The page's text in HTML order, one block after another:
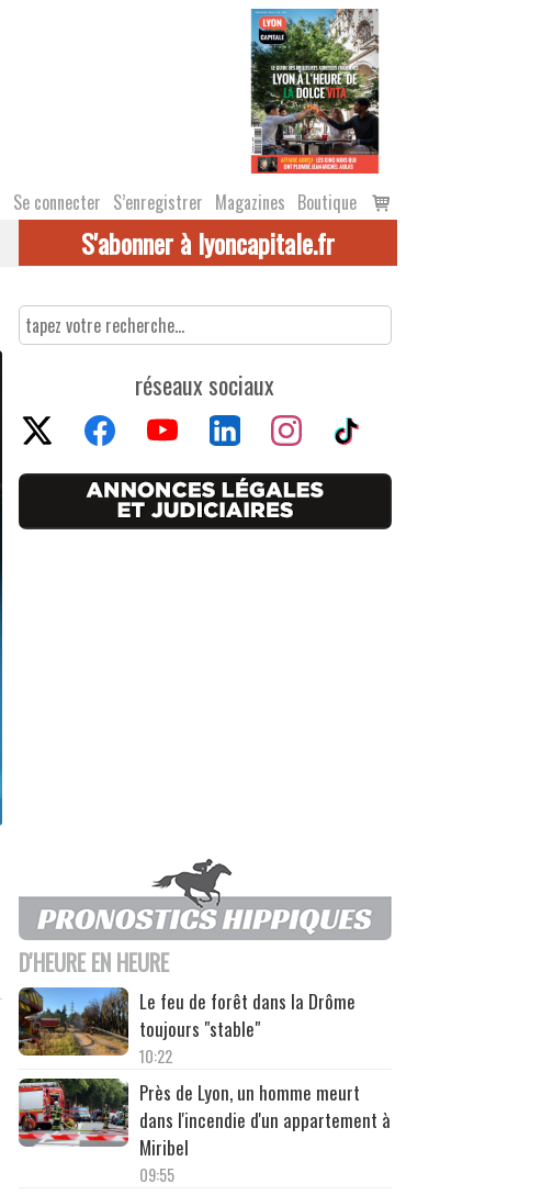
Se connecter S’enregistrer Magazines Boutique
Voir
le
S'abonner à lyoncapitale.fr
réseaux sociaux
D'HEURE EN HEURE
Le feu de forêt dans la Drôme
toujours "stable"
10:22
Près de Lyon, un homme meurt
dans l'incendie d'un appartement à
Miribel
09:55